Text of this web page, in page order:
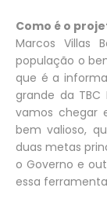
Como é o
Marcos Villas
população o
que é a
grande da TBC
vamos chegar
bem valioso,
duas metas
o Governo e
essa